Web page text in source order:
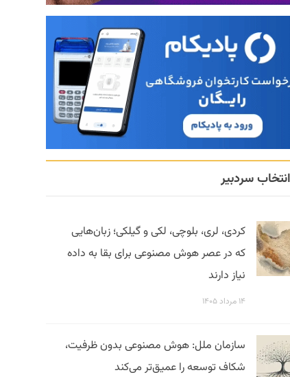
انتخاب سردبیر
کردی، لری، بلوچی، لکی و گیلکی؛ زبان‌هایی
که در عصر هوش مصنوعی برای بقا به داده
نیاز دارند
۱۴ مرداد ۱۴۰۵
سازمان ملل: هوش مصنوعی بدون ظرفیت،
شکاف توسعه را عمیق‌تر می‌کند